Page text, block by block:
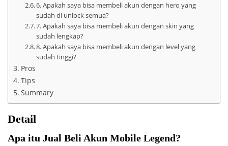
6. Apakah saya bisa membeli akun dengan hero yang
sudah di unlock semua?
7. Apakah saya bisa membeli akun dengan skin yang
sudah lengkap?
8. Apakah saya bisa membeli akun dengan level yang
sudah tinggi?
Pros
Tips
Summary
Detail
Apa itu Jual Beli Akun Mobile Legend?